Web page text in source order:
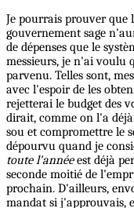
Je pourrais prouver
gouvernement sage
de dépenses que le
messieurs, je n'ai voulu
parvenu. Telles sont,
avec l'espoir de les
rejetterai le budget des
dirait, comme on l'a
sou et compromettre le
dépourvu quand je
toute l'annéeest déjà
seconde moitié de
prochain. D'ailleurs,
mandat si j'approuvais,